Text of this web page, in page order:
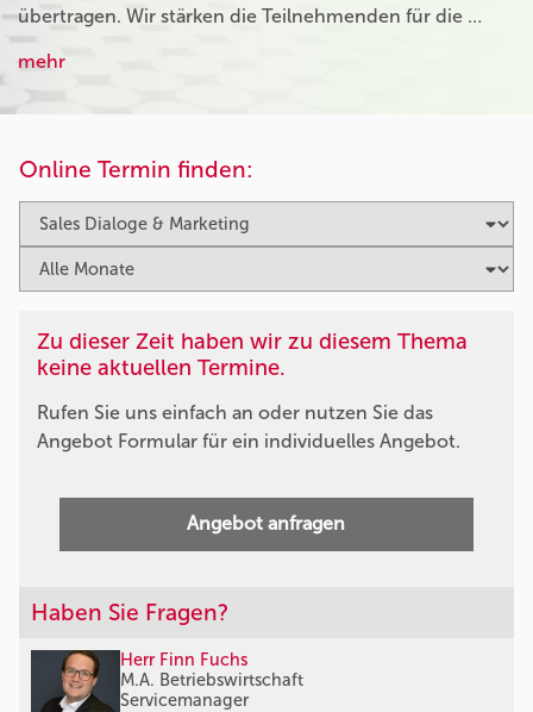
übertragen. Wir stärken die Teilnehmenden für die …
mehr
Online Termin finden:
Zu dieser Zeit haben wir zu diesem Thema
keine aktuellen Termine.
Rufen Sie uns einfach an oder nutzen Sie das
Angebot Formular für ein individuelles Angebot.
Angebot anfragen
Haben Sie Fragen?
Herr Finn Fuchs
M.A. Betriebswirtschaft
Servicemanager